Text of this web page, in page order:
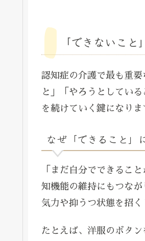
「できないこ
認知症の介護で最も重
と」「やろうとしてい
を続けていく鍵になりま
なぜ「できること」
「まだ自分でできるこ
知機能の維持にもつな
気力や抑うつ状態を招く
たとえば、洋服のボタ